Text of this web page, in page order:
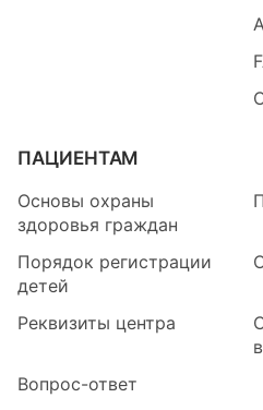
ПАЦИЕНТАМ
Основы охраны
здоровья граждан
Порядок регистрации
детей
Реквизиты центра
Вопрос-ответ